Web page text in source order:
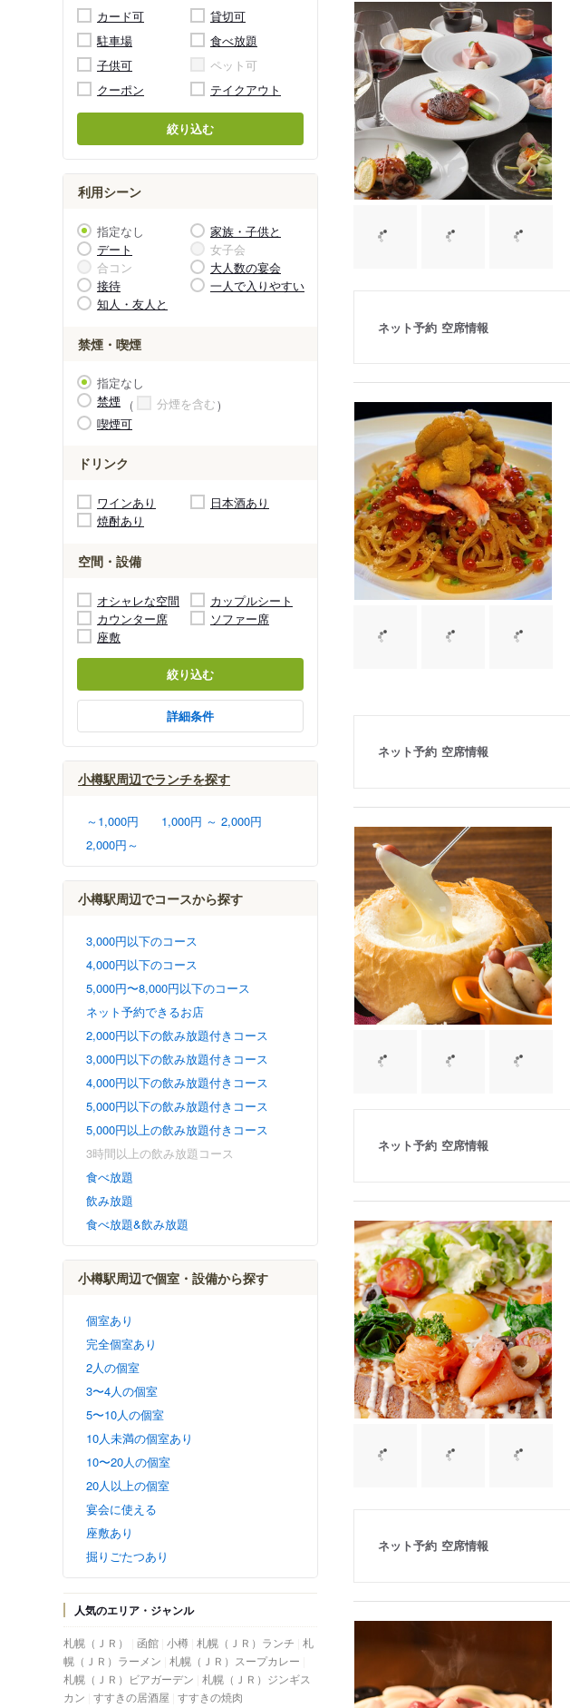
カード可
貸切可
駐車場
食べ放題
子供可
ペット可
クーポン
テイクアウト
絞り込む
利用シーン
指定なし
家族・子供と
デート
女子会
合コン
大人数の宴会
接待
一人で入りやすい
知人・友人と
禁煙・喫煙
指定なし
禁煙
分煙を含む
喫煙可
ドリンク
ワインあり
日本酒あり
焼酎あり
空間・設備
オシャレな空間
カップルシート
カウンター席
ソファー席
座敷
絞り込む
詳細条件
小樽駅周辺でランチを探す
～1,000円
1,000円 ～ 2,000円
2,000円～
小樽駅周辺でコースから探す
3,000円以下のコース
4,000円以下のコース
5,000円〜8,000円以下のコース
ネット予約できるお店
2,000円以下の飲み放題付きコース
3,000円以下の飲み放題付きコース
4,000円以下の飲み放題付きコース
5,000円以下の飲み放題付きコース
5,000円以上の飲み放題付きコース
3時間以上の飲み放題コース
食べ放題
飲み放題
食べ放題&飲み放題
小樽駅周辺で個室・設備から探す
個室あり
完全個室あり
2人の個室
3〜4人の個室
5〜10人の個室
10人未満の個室あり
10〜20人の個室
20人以上の個室
宴会に使える
座敷あり
掘りごたつあり
人気のエリア・ジャンル
札幌（ＪＲ） 函館 小樽 札幌（ＪＲ）ランチ 札
幌（ＪＲ）ラーメン 札幌（ＪＲ）スープカレー
札幌（ＪＲ）ビアガーデン 札幌（ＪＲ）ジンギス
カン すすきの居酒屋 すすきの焼肉
ネット予約 空席情報
ネット予約 空席情報
ネット予約 空席情報
ネット予約 空席情報